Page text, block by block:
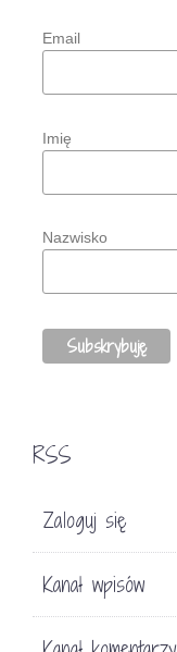
Email
Imię
Nazwisko
RSS
Zaloguj się
Kanał wpisów